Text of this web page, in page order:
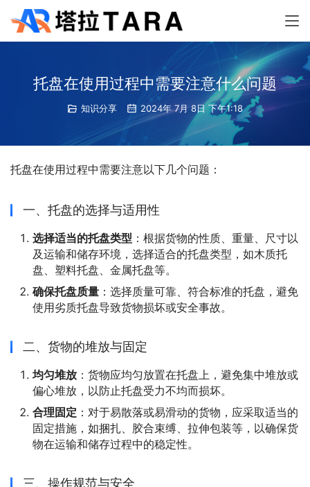
托盘在使用过程中需要注意什么问题
知识分享 2024年 7月 8日 下午1:18
托盘在使用过程中需要注意以下几个问题：
一、托盘的选择与适用性
选择适当的托盘类型 ：根据货物的性质、重量、尺寸以
及运输和储存环境，选择适合的托盘类型，如木质托
盘、塑料托盘、金属托盘等。
确保托盘质量 ：选择质量可靠、符合标准的托盘，避免
使用劣质托盘导致货物损坏或安全事故。
二、货物的堆放与固定
均匀堆放 ：货物应均匀放置在托盘上，避免集中堆放或
偏心堆放，以防止托盘受力不均而损坏。
合理固定 ：对于易散落或易滑动的货物，应采取适当的
固定措施，如捆扎、胶合束缚、拉伸包装等，以确保货
物在运输和储存过程中的稳定性。
三、操作规范与安全